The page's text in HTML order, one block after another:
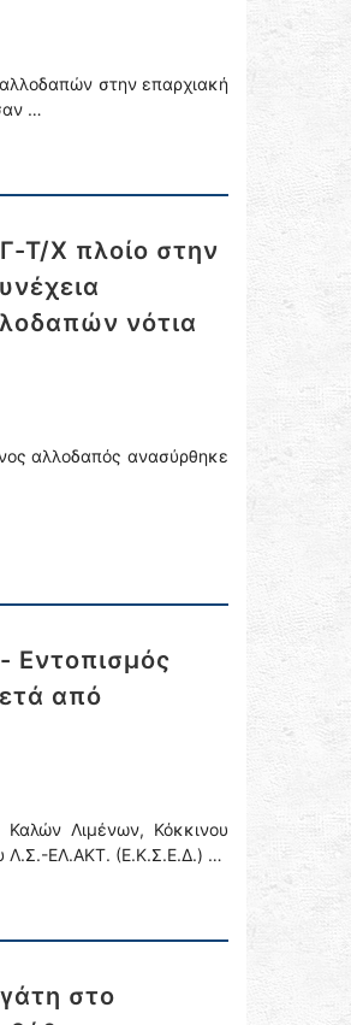
στην επαρχιακή
…
Τ/Χ πλοίο στην
νότια
αλλοδαπός ανασύρθηκε
Εντοπισμός
από
Λιμένων, Κόκκινου
Λ.Σ.-ΕΛ.ΑΚΤ. (Ε.Κ.Σ.Ε.Δ.) …
στο